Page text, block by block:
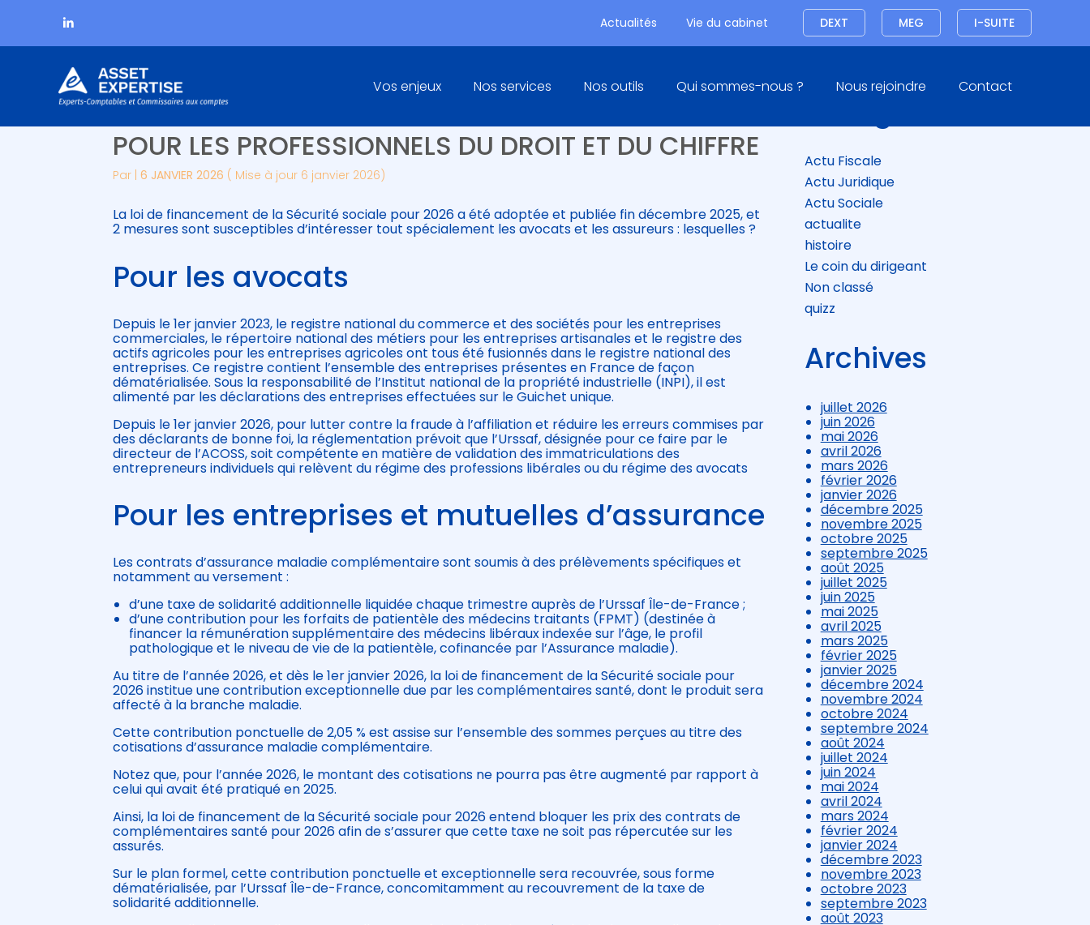
Actualités Vie du cabinet Connexion I-SUITE
MEG
DEXT
Aller
au
Principal
Vos enjeux Nos services Nos outils Qui sommes-nous ? Nous rejoindre Contact
LES PRINCIPALES NOUVEAUTÉS SOCIALES EN 2026
POUR LES PROFESSIONNELS DU DROIT ET DU CHIFFRE
Par |6 JANVIER 2026 ( Mise à jour 6 janvier 2026)
La loi de financement de la Sécurité sociale pour 2026 a été adoptée et publiée fin décembre 2025, et
2 mesures sont susceptibles d’intéresser tout spécialement les avocats et les assureurs : lesquelles ?
Pour les avocats
Depuis le 1er janvier 2023, le registre national du commerce et des sociétés pour les entreprises
commerciales, le répertoire national des métiers pour les entreprises artisanales et le registre des
actifs agricoles pour les entreprises agricoles ont tous été fusionnés dans le registre national des
entreprises. Ce registre contient l’ensemble des entreprises présentes en France de façon
dématérialisée. Sous la responsabilité de l’Institut national de la propriété industrielle (INPI), il est
alimenté par les déclarations des entreprises effectuées sur le Guichet unique.
Depuis le 1er janvier 2026, pour lutter contre la fraude à l’affiliation et réduire les erreurs commises par
des déclarants de bonne foi, la réglementation prévoit que l’Urssaf, désignée pour ce faire par le
directeur de l’ACOSS, soit compétente en matière de validation des immatriculations des
entrepreneurs individuels qui relèvent du régime des professions libérales ou du régime des avocats
Pour les entreprises et mutuelles d’assurance
Les contrats d’assurance maladie complémentaire sont soumis à des prélèvements spécifiques et
notamment au versement :
d’une taxe de solidarité additionnelle liquidée chaque trimestre auprès de l’Urssaf Île-de-France ;
d’une contribution pour les forfaits de patientèle des médecins traitants (FPMT) (destinée à
financer la rémunération supplémentaire des médecins libéraux indexée sur l’âge, le profil
pathologique et le niveau de vie de la patientèle, cofinancée par l’Assurance maladie).
Au titre de l’année 2026, et dès le 1er janvier 2026, la loi de financement de la Sécurité sociale pour
2026 institue une contribution exceptionnelle due par les complémentaires santé, dont le produit sera
affecté à la branche maladie.
Cette contribution ponctuelle de 2,05 % est assise sur l’ensemble des sommes perçues au titre des
cotisations d’assurance maladie complémentaire.
Notez que, pour l’année 2026, le montant des cotisations ne pourra pas être augmenté par rapport à
celui qui avait été pratiqué en 2025.
Ainsi, la loi de financement de la Sécurité sociale pour 2026 entend bloquer les prix des contrats de
complémentaires santé pour 2026 afin de s’assurer que cette taxe ne soit pas répercutée sur les
assurés.
Sur le plan formel, cette contribution ponctuelle et exceptionnelle sera recouvrée, sous forme
dématérialisée, par l’Urssaf Île-de-France, concomitamment au recouvrement de la taxe de
solidarité additionnelle.
Blog
Actu Fiscale
Actu Juridique
Actu Sociale
actualite
histoire
Le coin du dirigeant
Non classé
quizz
Archives
juillet 2026
juin 2026
mai 2026
avril 2026
mars 2026
février 2026
janvier 2026
décembre 2025
novembre 2025
octobre 2025
septembre 2025
août 2025
juillet 2025
juin 2025
mai 2025
avril 2025
mars 2025
février 2025
janvier 2025
décembre 2024
novembre 2024
octobre 2024
septembre 2024
août 2024
juillet 2024
juin 2024
mai 2024
avril 2024
mars 2024
février 2024
janvier 2024
décembre 2023
novembre 2023
octobre 2023
septembre 2023
août 2023